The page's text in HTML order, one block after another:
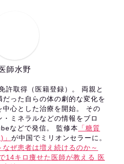
師水野
許取得（医籍登録）。 両親と
だった自らの体の劇的な変化を
中心とした治療を開始。 その
ミネラルなどの情報をブロ
などで発信。 監修本
「糖質
が中国でミリオンセラーに。
なぜ患者は増え続けるのか～
14キロ痩せた医師が教える 医